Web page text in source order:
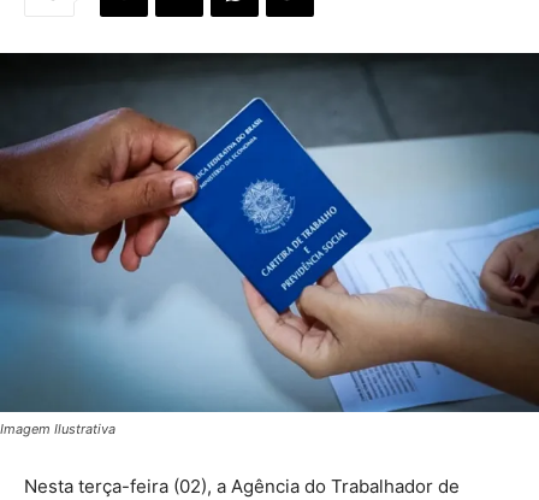
Imagem Ilustrativa
Nesta terça-feira (02), a Agência do Trabalhador de